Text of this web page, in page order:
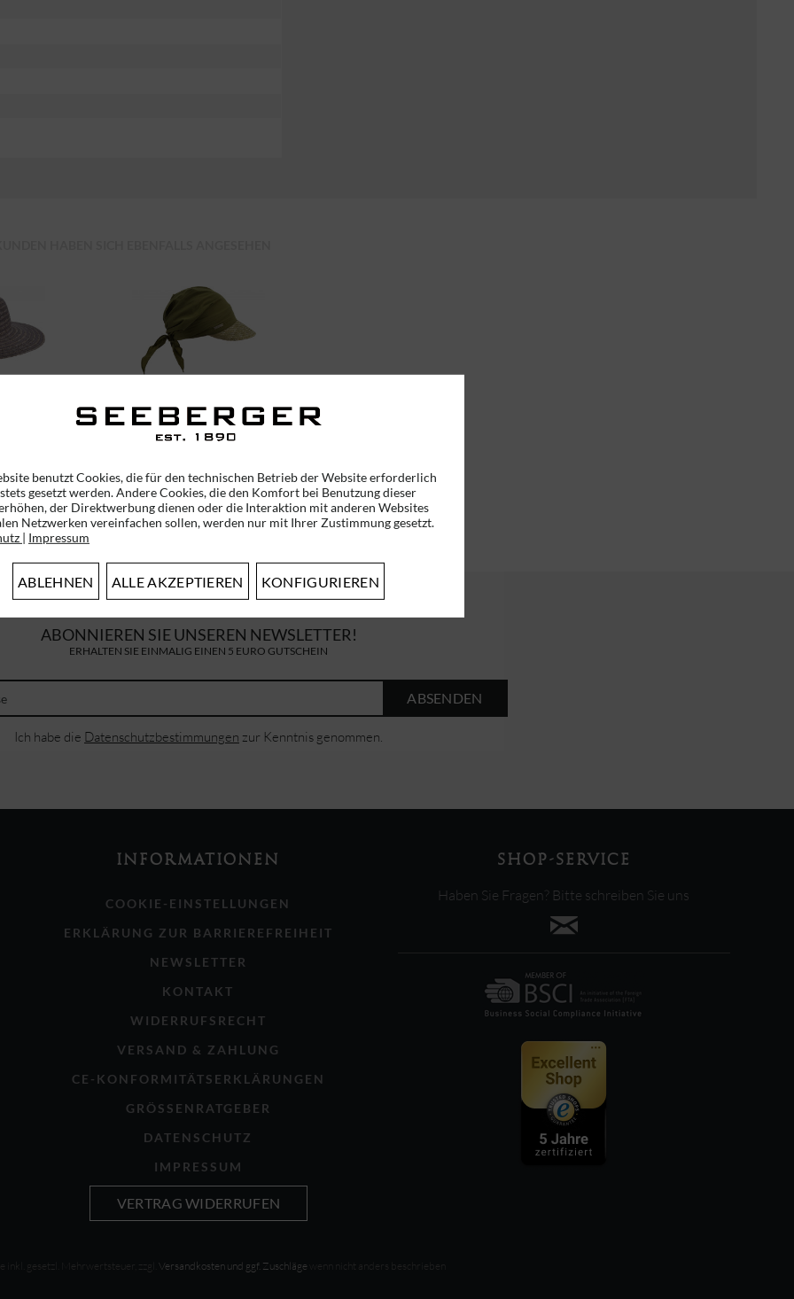
MIT
0
SCHIRMMÜTZE MIT
STOFFKOPF 51175-0
45,95 € *
ABONNIEREN SIE UNSEREN NEWSLETTER!
ERHALTEN SIE EINMALIG EINEN 5 EURO GUTSCHEIN
ABSENDEN
Ich habe die Datenschutzbestimmungen zur Kenntnis genommen.
INFORMATIONEN
COOKIE-EINSTELLUNGEN
ERKLÄRUNG ZUR BARRIEREFREIHEIT
NEWSLETTER
KONTAKT
WIDERRUFSRECHT
VERSAND & ZAHLUNG
CE-KONFORMITÄTSERKLÄRUNGEN
GRÖSSENRATGEBER
DATENSCHUTZ
IMPRESSUM
VERTRAG WIDERRUFEN
SHOP-SERVICE
Haben Sie Fragen? Bitte schreiben Sie uns
inkl. gesetzl. Mehrwertsteuer, zzgl. Versandkosten und ggf. Zuschläge wenn nicht anders beschrieben
benutzt Cookies, die für den technischen Betrieb der Website erforderlich
gesetzt werden. Andere Cookies, die den Komfort bei Benutzung dieser
der Direktwerbung dienen oder die Interaktion mit anderen Websites
Netzwerken vereinfachen sollen, werden nur mit Ihrer Zustimmung gesetzt.
| Impressum
ABLEHNEN ALLE AKZEPTIEREN KONFIGURIEREN